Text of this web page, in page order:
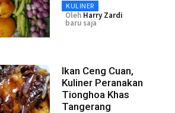
KULINER
Oleh Harry Zardi
baru saja
Ikan Ceng Cuan,
Kuliner Peranakan
Tionghoa Khas
Tangerang